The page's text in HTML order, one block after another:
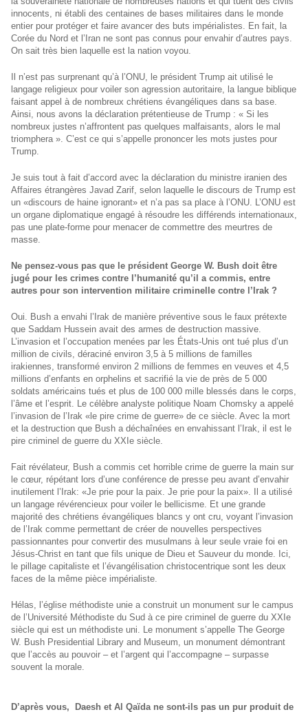
innocents, ni établi des centaines de bases militaires dans le monde
entier pour protéger et faire avancer des buts impérialistes. En fait, la
Corée du Nord et l’Iran ne sont pas connus pour envahir d’autres pays.
On sait très bien laquelle est la nation voyou.
Il n’est pas surprenant qu’à l’ONU, le président Trump ait utilisé le
langage religieux pour voiler son agression autoritaire, la langue biblique
faisant appel à de nombreux chrétiens évangéliques dans sa base.
Ainsi, nous avons la déclaration prétentieuse de Trump : « Si les
nombreux justes n’affrontent pas quelques malfaisants, alors le mal
triomphera ». C’est ce qui s’appelle prononcer les mots justes pour
Trump.
Je suis tout à fait d’accord avec la déclaration du ministre iranien des
Affaires étrangères Javad Zarif, selon laquelle le discours de Trump est
un «discours de haine ignorant» et n’a pas sa place à l’ONU. L’ONU est
un organe diplomatique engagé à résoudre les différends internationaux,
pas une plate-forme pour menacer de commettre des meurtres de
masse.
Ne pensez-vous pas que le président George W. Bush doit être
jugé pour les crimes contre l’humanité qu’il a commis, entre
autres pour son intervention militaire criminelle contre l’Irak ?
Oui. Bush a envahi l’Irak de manière préventive sous le faux prétexte
que Saddam Hussein avait des armes de destruction massive.
L’invasion et l’occupation menées par les États-Unis ont tué plus d’un
million de civils, déraciné environ 3,5 à 5 millions de familles
irakiennes, transformé environ 2 millions de femmes en veuves et 4,5
millions d’enfants en orphelins et sacrifié la vie de près de 5 000
soldats américains tués et plus de 100 000 mille blessés dans le corps,
l’âme et l’esprit. Le célèbre analyste politique Noam Chomsky a appelé
l’invasion de l’Irak «le pire crime de guerre» de ce siècle. Avec la mort
et la destruction que Bush a déchaînées en envahissant l’Irak, il est le
pire criminel de guerre du XXIe siècle.
Fait révélateur, Bush a commis cet horrible crime de guerre la main sur
le cœur, répétant lors d’une conférence de presse peu avant d’envahir
inutilement l’Irak: «Je prie pour la paix. Je prie pour la paix». Il a utilisé
un langage révérencieux pour voiler le bellicisme. Et une grande
majorité des chrétiens évangéliques blancs y ont cru, voyant l’invasion
de l’Irak comme permettant de créer de nouvelles perspectives
passionnantes pour convertir des musulmans à leur seule vraie foi en
Jésus-Christ en tant que fils unique de Dieu et Sauveur du monde. Ici,
le pillage capitaliste et l’évangélisation christocentrique sont les deux
faces de la même pièce impérialiste.
Hélas, l’église méthodiste unie a construit un monument sur le campus
de l’Université Méthodiste du Sud à ce pire criminel de guerre du XXIe
siècle qui est un méthodiste uni. Le monument s’appelle The George
W. Bush Presidential Library and Museum, un monument démontrant
que l’accès au pouvoir – et l’argent qui l’accompagne – surpasse
souvent la morale.
D’après vous, Daesh et Al Qaïda ne sont-ils pas un pur produit de